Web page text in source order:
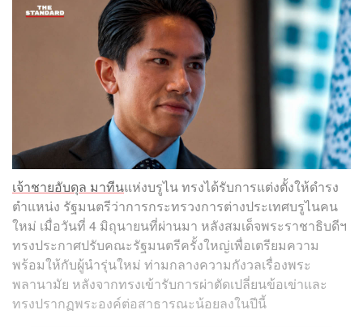
เจ้าชายอับดุล มาทีนแห่งบรูไน ทรงได้รับการแต่งตั้งให้ดำรง
ตำแหน่ง รัฐมนตรีว่าการกระทรวงการต่างประเทศบรูไนคน
ใหม่ เมื่อวันที่ 4 มิถุนายนที่ผ่านมา หลังสมเด็จพระราชาธิบดีฯ
ทรงประกาศปรับคณะรัฐมนตรีครั้งใหญ่เพื่อเตรียมความ
พร้อมให้กับผู้นำรุ่นใหม่ ท่ามกลางความกังวลเรื่องพระ
พลานามัย หลังจากทรงเข้ารับการผ่าตัดเปลี่ยนข้อเข่าและ
ทรงปรากฏพระองค์ต่อสาธารณะน้อยลงในปีนี้